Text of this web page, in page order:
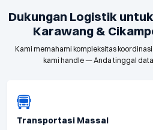
Dukungan Logistik
Karawang &
Kami memahami kompleksitas
kami handle — Anda tinggal
Transportasi Massal